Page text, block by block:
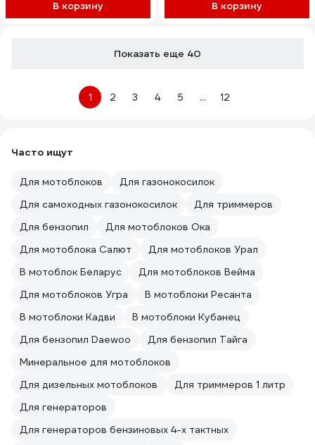
В корзину В корзину
Показать еще 40
1 2 3 4 5 ... 12
Часто ищут
Для мотоблоков
Для газонокосилок
Для самоходных газонокосилок
Для триммеров
Для бензопил
Для мотоблоков Ока
Для мотоблока Салют
Для мотоблоков Урал
В мотоблок Беларус
Для мотоблоков Вейма
Для мотоблоков Угра
В мотоблоки Ресанта
В мотоблоки Кадви
В мотоблоки Кубанец
Для бензопил Daewoo
Для бензопил Тайга
Минеральное для мотоблоков
Для дизельных мотоблоков
Для триммеров 1 литр
Для генераторов
Для генераторов бензиновых 4-х тактных